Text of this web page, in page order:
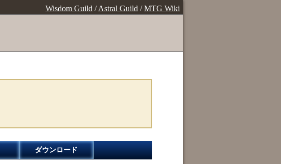
Wisdom Guild /Astral Guild /MTG Wiki
ダウンロード